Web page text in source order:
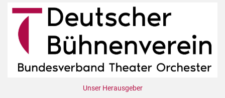
Unser Herausgeber